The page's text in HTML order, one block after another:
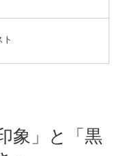
ト
象」と「黒